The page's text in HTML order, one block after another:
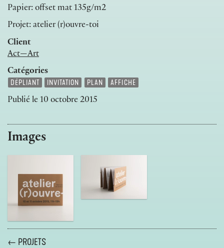
Papier: offset mat 135g/m2
Projet: atelier (r)ouvre-toi
Client
Act—Art
Catégories
DÉPLIANT INVITATION PLAN AFFICHE
Publié le 10 octobre 2015
Images
← PROJETS